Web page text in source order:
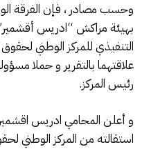
وحسب مصادر ، فإن الفرقة
بهيئة مراكش “ادريس
التنفيذي للمركز الوطني
علاقتهما بالتقرير و حملا
رئيس المركز.
و أعلن المحامي ادريس
استقالته من المركز الوطني